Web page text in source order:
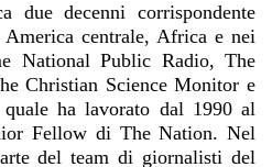
due decenni corrispondente
centrale, Africa e nei
National Public Radio, The
Christian Science Monitor e
ha lavorato dal 1990 al
Fellow di The Nation. Nel
del team di giornalisti del